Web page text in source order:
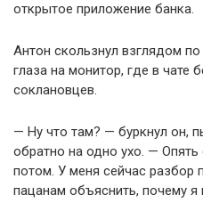
открытое приложение банка.
Антон скользнул взглядом
глаза на монитор, где в чате
соклановцев.
— Ну что там? — буркнул он,
обратно на одно ухо. —
потом. У меня сейчас разбор
пацанам объяснить, почему